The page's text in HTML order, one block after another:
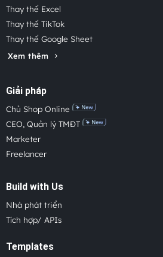
Thay thế Excel
Thay thế TikTok
Thay thế Google Sheet
Xem thêm
Giải pháp
Chủ Shop Online
CEO, Quản lý TMĐT
Marketer
Freelancer
Build with Us
Nhà phát triển
Tích hợp/ APIs
Templates